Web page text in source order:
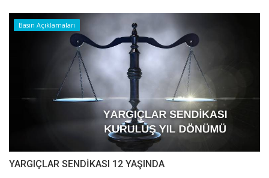
Basın Açıklamaları
YARGIÇLAR SENDİKASI 12 YAŞINDA